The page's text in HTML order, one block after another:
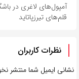
آمپول‌های لاغری در
قلم‌های تیرزپاتاید
نظرات کاربران
نشانی ایمیل شما منتشر